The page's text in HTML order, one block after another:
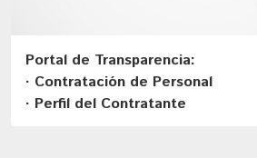
Portal de Transparencia:
· Contratación de Personal
· Perfil del Contratante